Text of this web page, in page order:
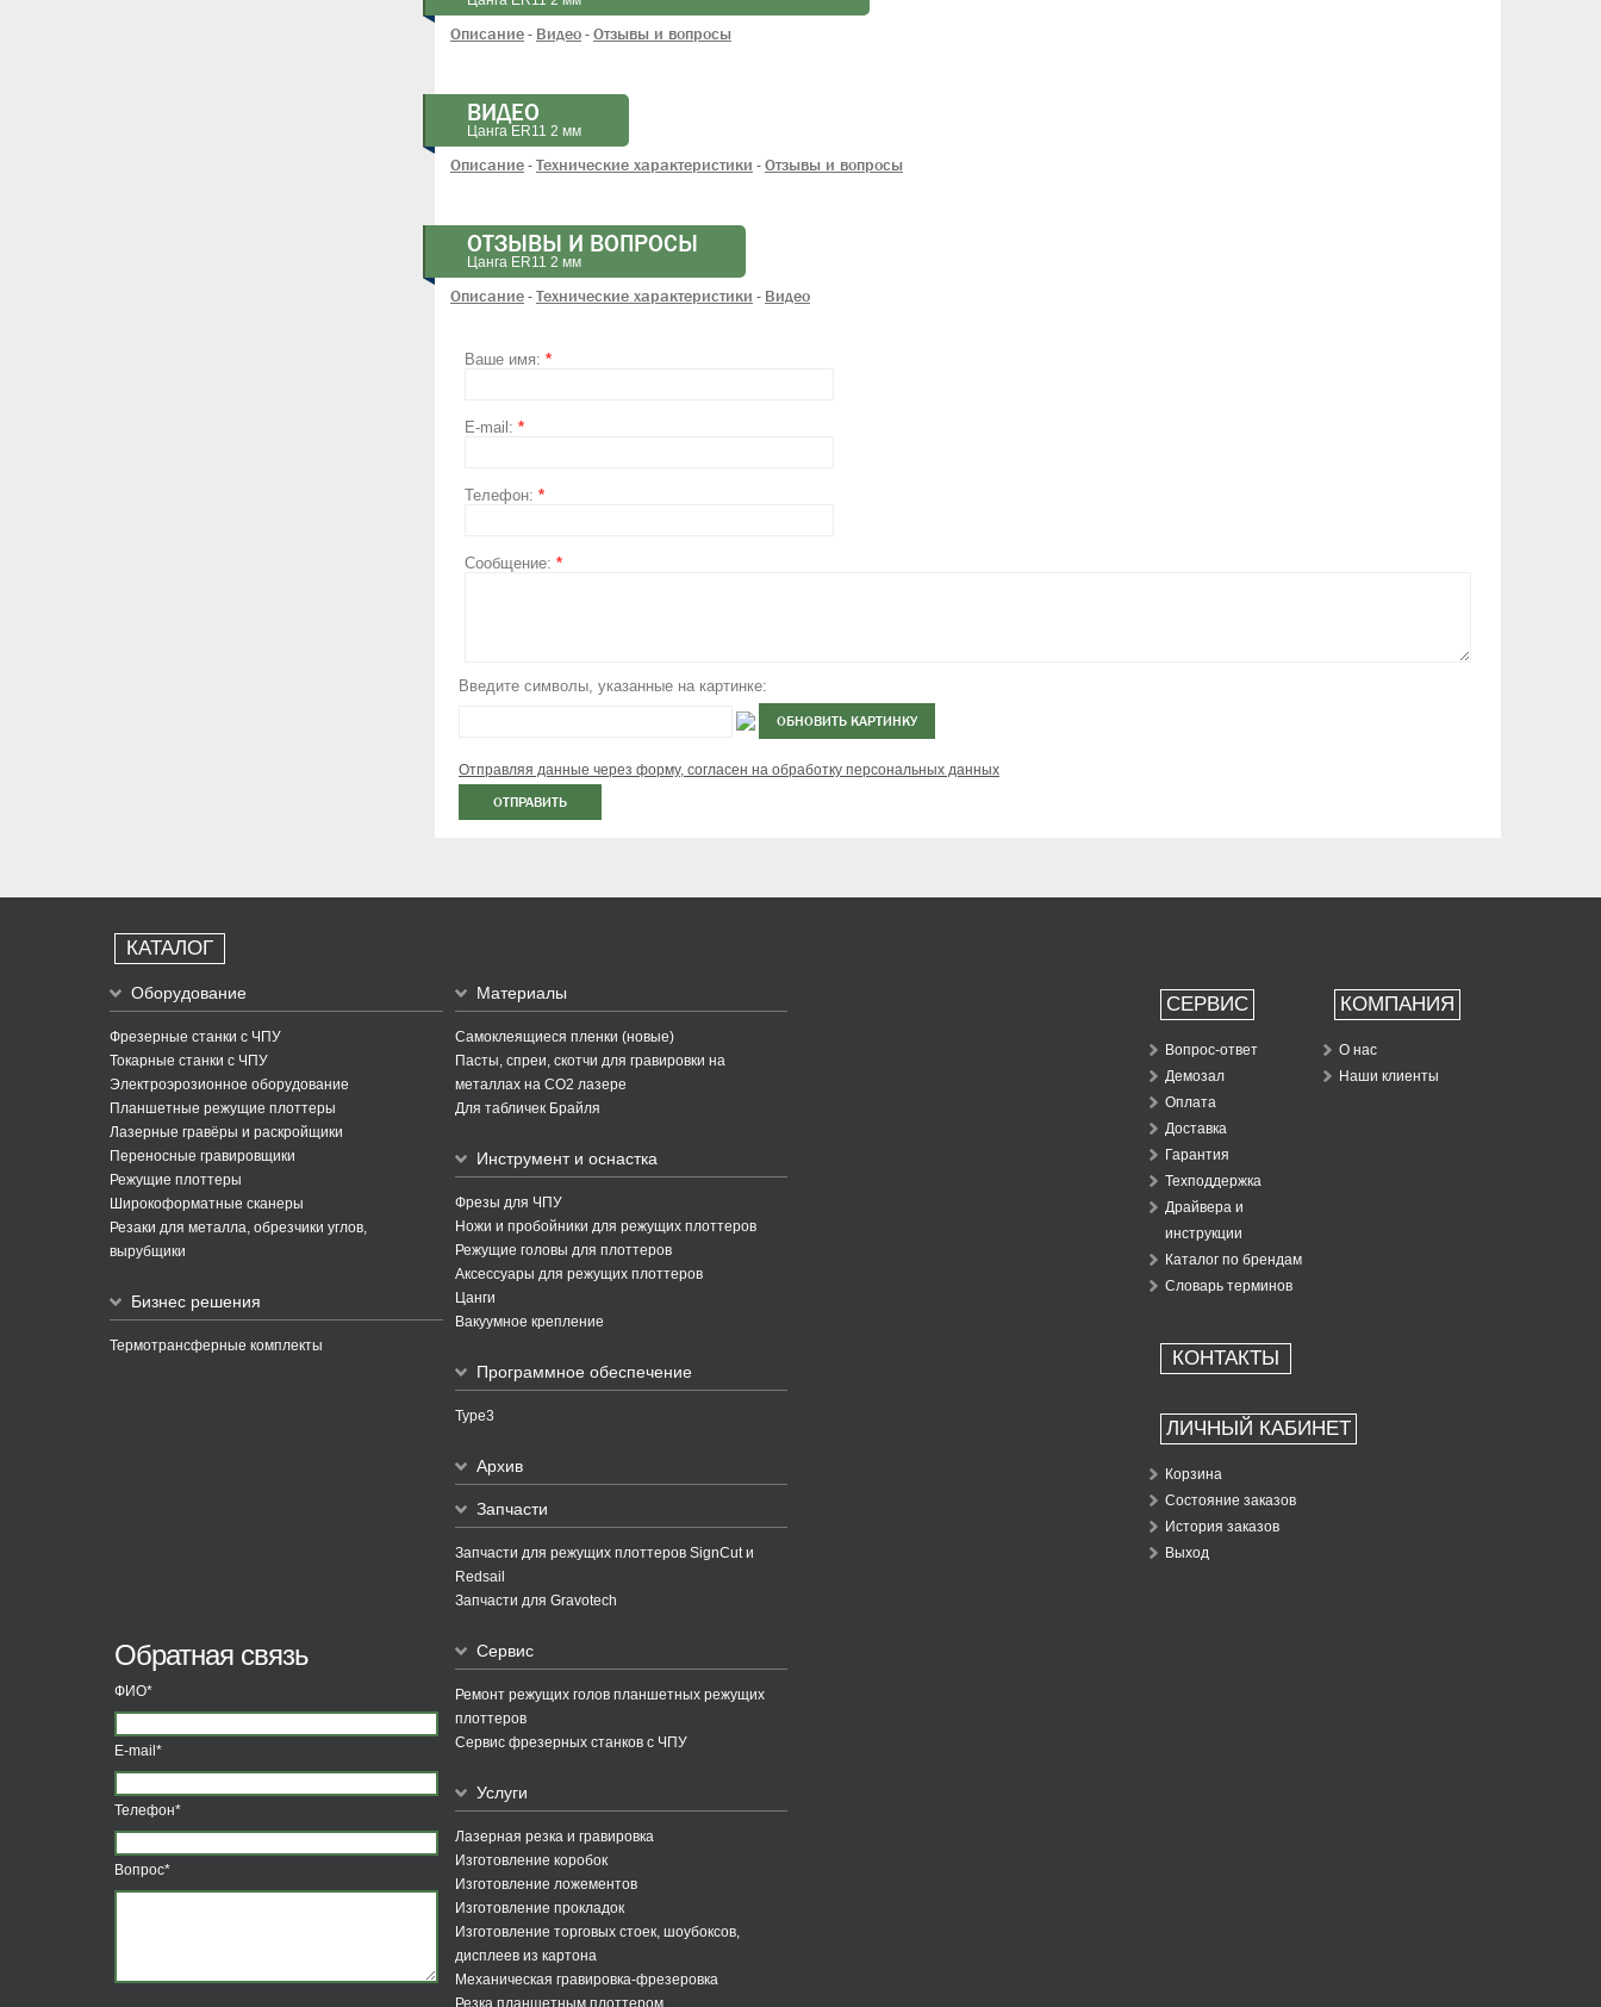
Описание - Видео - Отзывы и вопросы
ВИДЕО
Цанга ER11 2 мм
Описание - Технические характеристики - Отзывы и вопросы
ОТЗЫВЫ И ВОПРОСЫ
Цанга ER11 2 мм
Описание - Технические характеристики - Видео
Ваше имя: *
E-mail: *
Телефон: *
Сообщение: *
Введите символы, указанные на картинке:
Отправляя данные через форму, согласен на обработку персональных данных
КАТАЛОГ
Оборудование
Фрезерные станки с ЧПУ
Токарные станки с ЧПУ
Электроэрозионное оборудование
Планшетные режущие плоттеры
Лазерные гравёры и раскройщики
Переносные гравировщики
Режущие плоттеры
Широкоформатные сканеры
Резаки для металла, обрезчики углов,
вырубщики
Бизнес решения
Термотрансферные комплекты
Материалы
Самоклеящиеся пленки (новые)
Пасты, спреи, скотчи для гравировки на
металлах на CO2 лазере
Для табличек Брайля
Инструмент и оснастка
Фрезы для ЧПУ
Ножи и пробойники для режущих плоттеров
Режущие головы для плоттеров
Аксессуары для режущих плоттеров
Цанги
Вакуумное крепление
Программное обеспечение
Type3
Архив
Запчасти
Запчасти для режущих плоттеров SignCut и
Redsail
Запчасти для Gravotech
Сервис
Ремонт режущих голов планшетных режущих
плоттеров
Сервис фрезерных станков с ЧПУ
Услуги
Лазерная резка и гравировка
Изготовление коробок
Изготовление ложементов
Изготовление прокладок
Изготовление торговых стоек, шоубоксов,
дисплеев из картона
Механическая гравировка-фрезеровка
Резка планшетным плоттером
Обратная связь
ФИО*
E-mail*
Телефон*
Вопрос*
СЕРВИС
Вопрос-ответ
Демозал
Оплата
Доставка
Гарантия
Техподдержка
Драйвера и
инструкции
Каталог по брендам
Словарь терминов
КОМПАНИЯ
О нас
Наши клиенты
КОНТАКТЫ
ЛИЧНЫЙ КАБИНЕТ
Корзина
Состояние заказов
История заказов
Выход